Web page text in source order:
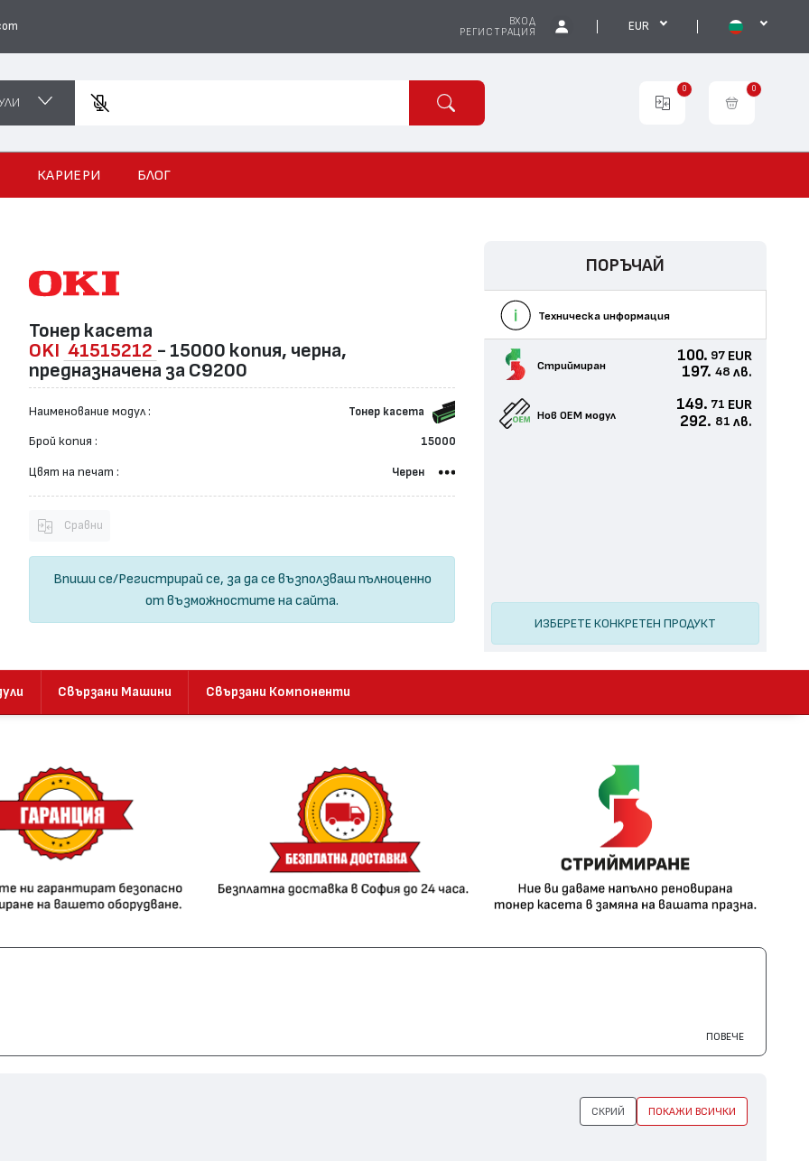
ВХОД
РЕГИСТРАЦИЯ
EUR
0 0
КАРИЕРИ БЛОГ
Тонер касета
OKI 41515212 - 15000 копия, черна,
предназначена за C9200
Наименование модул : Тонер касета
Брой копия : 15000
Цвят на печат : Черен
Сравни
Впиши се/Регистрирай се, за да се възползваш пълноценно
от възможностите на сайта.
ПОРЪЧАЙ
Техническа информация
Стриймиран
100. 97 EUR
197. 48 лв.
Нов ОЕМ модул
149. 71 EUR
292. 81 лв.
ИЗБЕРЕТЕ КОНКРЕТЕН ПРОДУКТ
Свързани Машини Свързани Компоненти
ПОВЕЧЕ
СКРИЙ ПОКАЖИ ВСИЧКИ